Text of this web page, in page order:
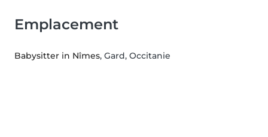
Emplacement
Babysitter in Nîmes, Gard, Occitanie